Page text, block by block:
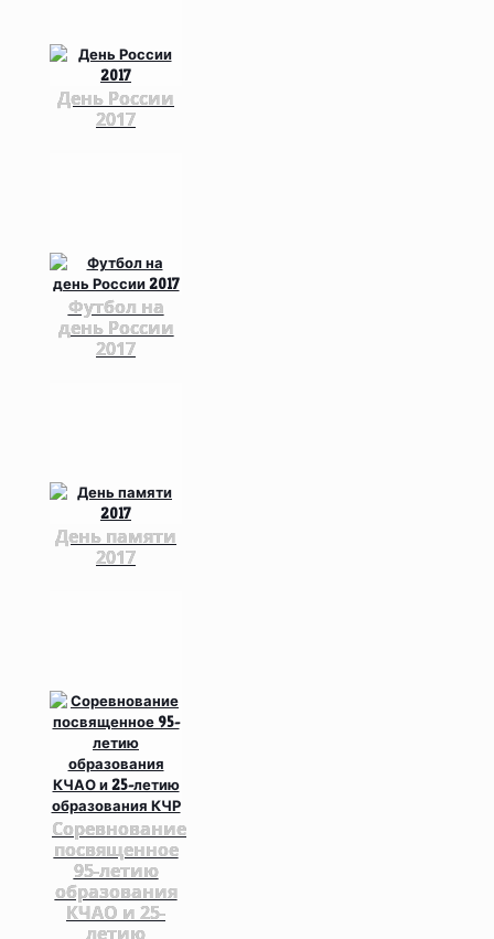
День России
2017
Футбол на
день России
2017
День памяти
2017
Соревнование
посвященное
95-летию
образования
КЧАО и 25-
летию